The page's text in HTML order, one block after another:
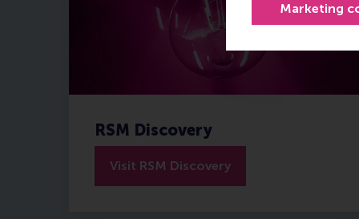
Marketing
RSM Discovery
Visit RSM Discovery